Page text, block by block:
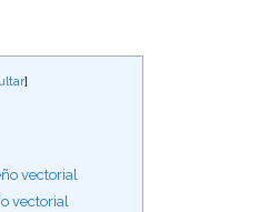
]
vectorial
vectorial